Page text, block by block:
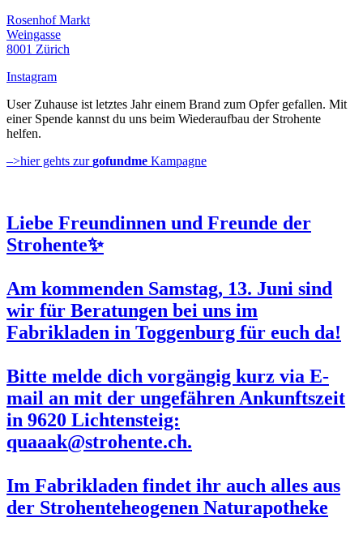
Rosenhof Markt
Weingasse
8001 Zürich
Instagram
User Zuhause ist letztes Jahr einem Brand zum Opfer gefallen. Mit
einer Spende kannst du uns beim Wiederaufbau der Strohente
helfen.
–>hier gehts zurgofundme Kampagne
Liebe Freundinnen und Freunde der
Strohente✨
Am kommenden Samstag, 13. Juni sind
wir für Beratungen bei uns im
Fabrikladen in Toggenburg für euch da!
Bitte melde dich vorgängig kurz via E-
mail an mit der ungefähren Ankunftszeit
in 9620 Lichtensteig:
quaaak@strohente.ch.
Im Fabrikladen findet ihr auch alles aus
der Strohenteheogenen Naturapotheke